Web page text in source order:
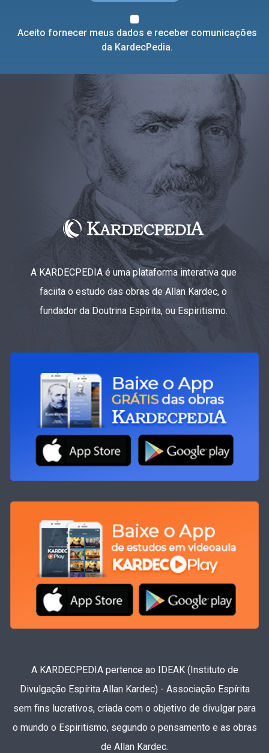
Aceito fornecer meus dados e receber comunicações
da KardecPedia.
A KARDECPEDIA é uma plataforma interativa que
faciita o estudo das obras de Allan Kardec, o
fundador da Doutrina Espírita, ou Espiritismo.
A KARDECPEDIA pertence ao IDEAK (Instituto de
Divulgação Espírita Allan Kardec) - Associação Espírita
sem fins lucrativos, criada com o objetivo de divulgar para
o mundo o Espiritismo, segundo o pensamento e as obras
de Allan Kardec.